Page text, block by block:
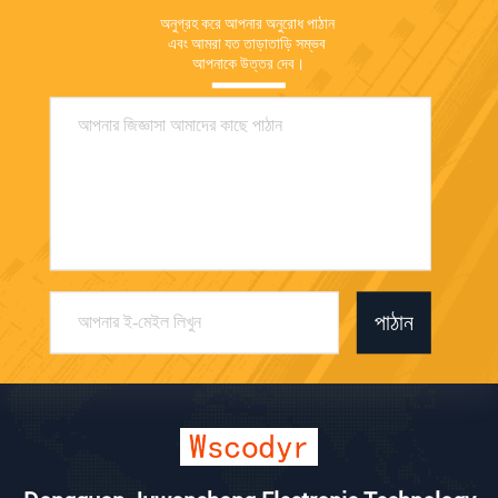
অনুগ্রহ করে আপনার অনুরোধ পাঠান
এবং আমরা যত তাড়াতাড়ি সম্ভব
আপনাকে উত্তর দেব।
পাঠান